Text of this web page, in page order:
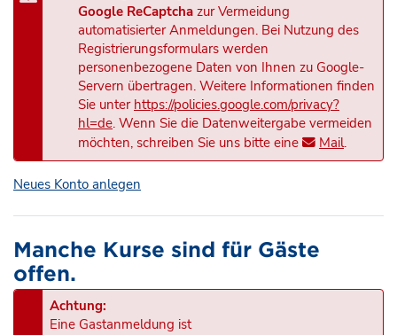
Google ReCaptcha zur Vermeidung
automatisierter Anmeldungen. Bei Nutzung des
Registrierungsformulars werden
personenbezogene Daten von Ihnen zu Google-
Servern übertragen. Weitere Informationen finden
Sie unter https://policies.google.com/privacy?
hl=de. Wenn Sie die Datenweitergabe vermeiden
möchten, schreiben Sie uns bitte eine
Mail.
Neues Konto anlegen
Manche Kurse sind für Gäste
offen.
Achtung:
Eine Gastanmeldung ist